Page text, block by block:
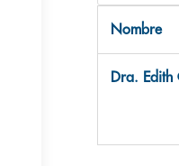
Nombre
Dra.